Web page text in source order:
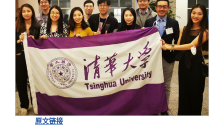
原文链接